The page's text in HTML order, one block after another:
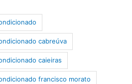
cabreúva
caieiras
francisco morato